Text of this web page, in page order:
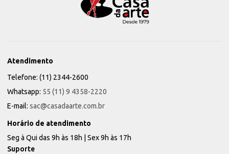
Atendimento
Telefone: (11) 2344-2600
Whatsapp: 55 (11) 9 4358-2220
E-mail: sac@casadaarte.com.br
Horário de atendimento
Seg à Qui das 9h às 18h | Sex 9h às 17h
Suporte